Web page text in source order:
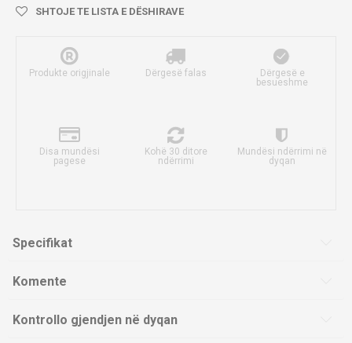
SHTOJE TE LISTA E DËSHIRAVE
Produkte origjinale Dërgesë falas
Dërgesë e
besueshme
Disa mundësi
pagese
Kohë 30 ditore
ndërrimi
Mundësi ndërrimi në
dyqan
Specifikat
Komente
Kontrollo gjendjen në dyqan